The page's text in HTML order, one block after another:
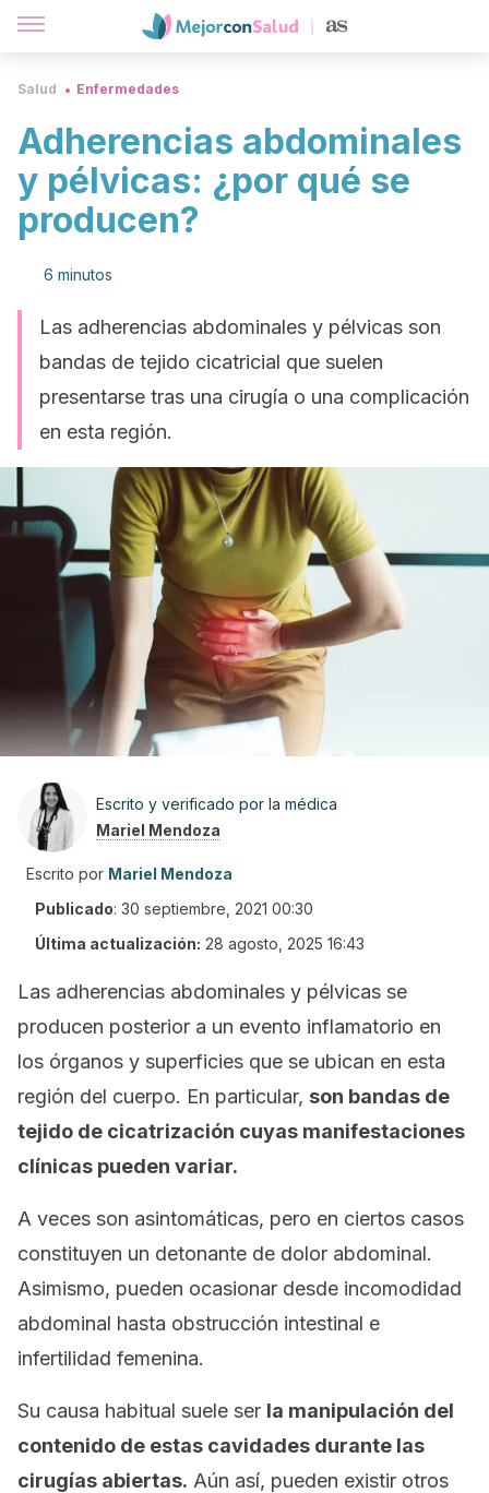
Salud Enfermedades
Adherencias abdominales
y pélvicas: ¿por qué se
producen?
6 minutos
Las adherencias abdominales y pélvicas son
bandas de tejido cicatricial que suelen
presentarse tras una cirugía o una complicación
en esta región.
Escrito y verificado por la médica
Mariel Mendoza
Escrito por Mariel Mendoza
Publicado: 30 septiembre, 2021 00:30
Última actualización: 28 agosto, 2025 16:43
Las adherencias abdominales y pélvicas se
producen posterior a un evento inflamatorio en
los órganos y superficies que se ubican en esta
región del cuerpo. En particular, son bandas de
tejido de cicatrización cuyas manifestaciones
clínicas pueden variar.
A veces son asintomáticas, pero en ciertos casos
constituyen un detonante de dolor abdominal.
Asimismo, pueden ocasionar desde incomodidad
abdominal hasta obstrucción intestinal e
infertilidad femenina.
Su causa habitual suele ser la manipulación del
contenido de estas cavidades durante las
cirugías abiertas. Aún así, pueden existir otros